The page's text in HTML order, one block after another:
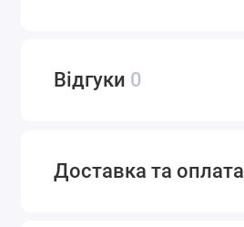
Відгуки 0
Доставка та оплата